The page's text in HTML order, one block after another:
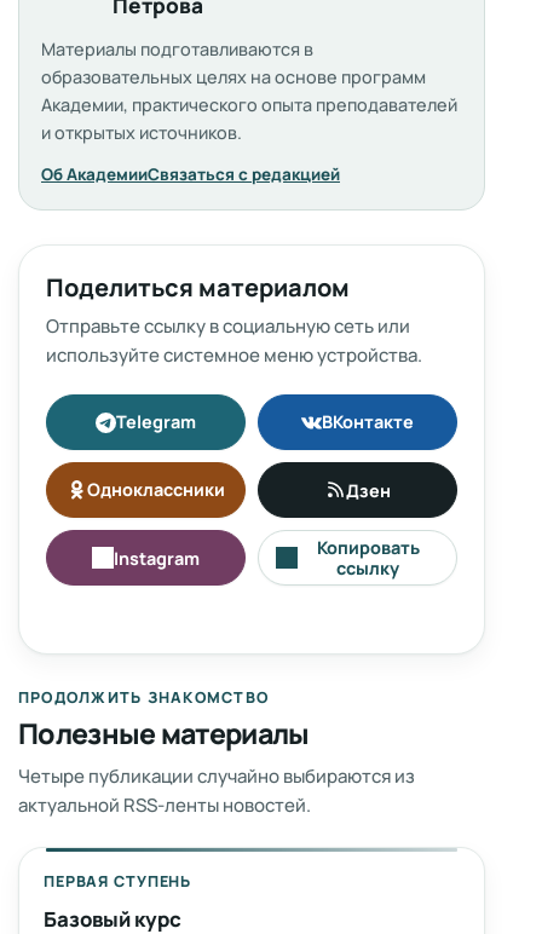
Материалы подготавливаются в
образовательных целях на основе программ
Академии, практического опыта преподавателей
и открытых источников.
Об АкадемииСвязаться с редакцией
Поделиться материалом
Отправьте ссылку в социальную сеть или
используйте системное меню устройства.
Telegram ВКонтакте
Одноклассники Дзен
Instagram
Копировать
ссылку
ПРОДОЛЖИТЬ ЗНАКОМСТВО
Полезные материалы
Четыре публикации случайно выбираются из
актуальной RSS-ленты новостей.
ПЕРВАЯ СТУПЕНЬ
Базовый курс